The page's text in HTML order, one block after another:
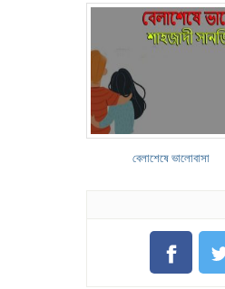
বেলাশেষে ভালোবাসা